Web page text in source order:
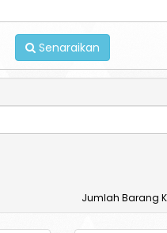
Senaraikan
Jumlah Barang